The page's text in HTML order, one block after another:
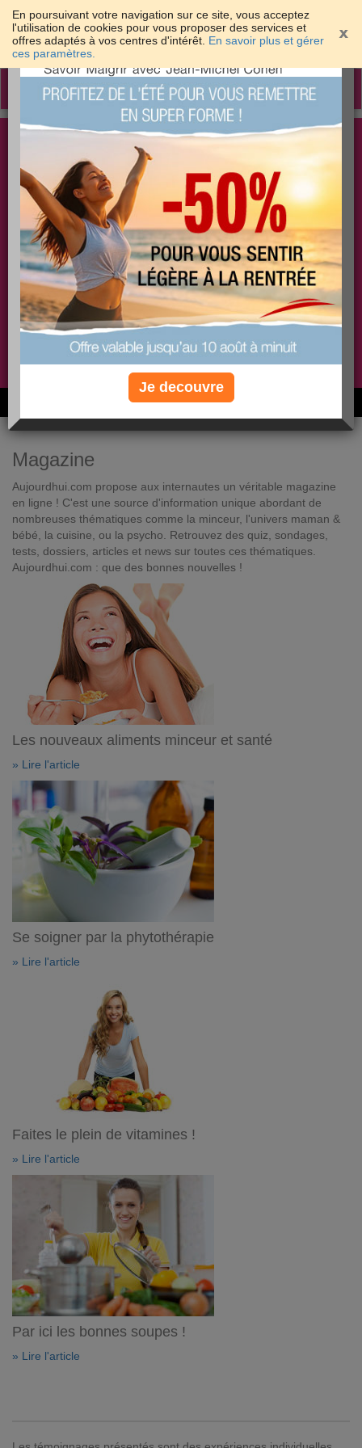
En poursuivant votre navigation sur ce site, vous acceptez
l'utilisation de cookies pour vous proposer des services et
offres adaptés à vos centres d'intérêt. En savoir plus et gérer
ces paramètres.
Toggle
Les meilleures solutions pour maigrir et être bien
dans sa peau
PLUS
EFFICACE
PLUS
SANTÉ
PLUS
COACHING
Non, je préfère le régime gratuit
6M de personnes ont maigri et réappris à manger avec nous
Magazine
Aujourdhui.com propose aux internautes un véritable magazine
en ligne ! C'est une source d'information unique abordant de
nombreuses thématiques comme la minceur, l'univers maman &
bébé, la cuisine, ou la psycho. Retrouvez des quiz, sondages,
tests, dossiers, articles et news sur toutes ces thématiques.
Aujourdhui.com : que des bonnes nouvelles !
Les nouveaux aliments minceur et santé
» Lire l'article
Se soigner par la phytothérapie
» Lire l'article
Faites le plein de vitamines !
» Lire l'article
Par ici les bonnes soupes !
» Lire l'article
×
Je decouvre